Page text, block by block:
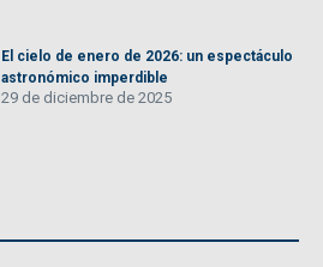
El cielo de enero de 2026: un espectáculo
astronómico imperdible
29 de diciembre de 2025